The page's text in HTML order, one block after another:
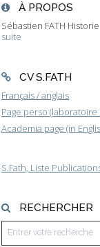
À PROPOS
Sébastien FATH
suite
CV S.FATH
Français / anglais
Page perso (laboratoire
Academia page (in
S.Fath, Liste
RECHERCHER